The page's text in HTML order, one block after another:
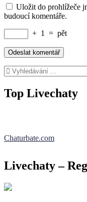
Uložit do prohlížeče
budoucí komentáře.
+ 1 = pět
Top Livechaty
Chaturbate.com
Livechaty –